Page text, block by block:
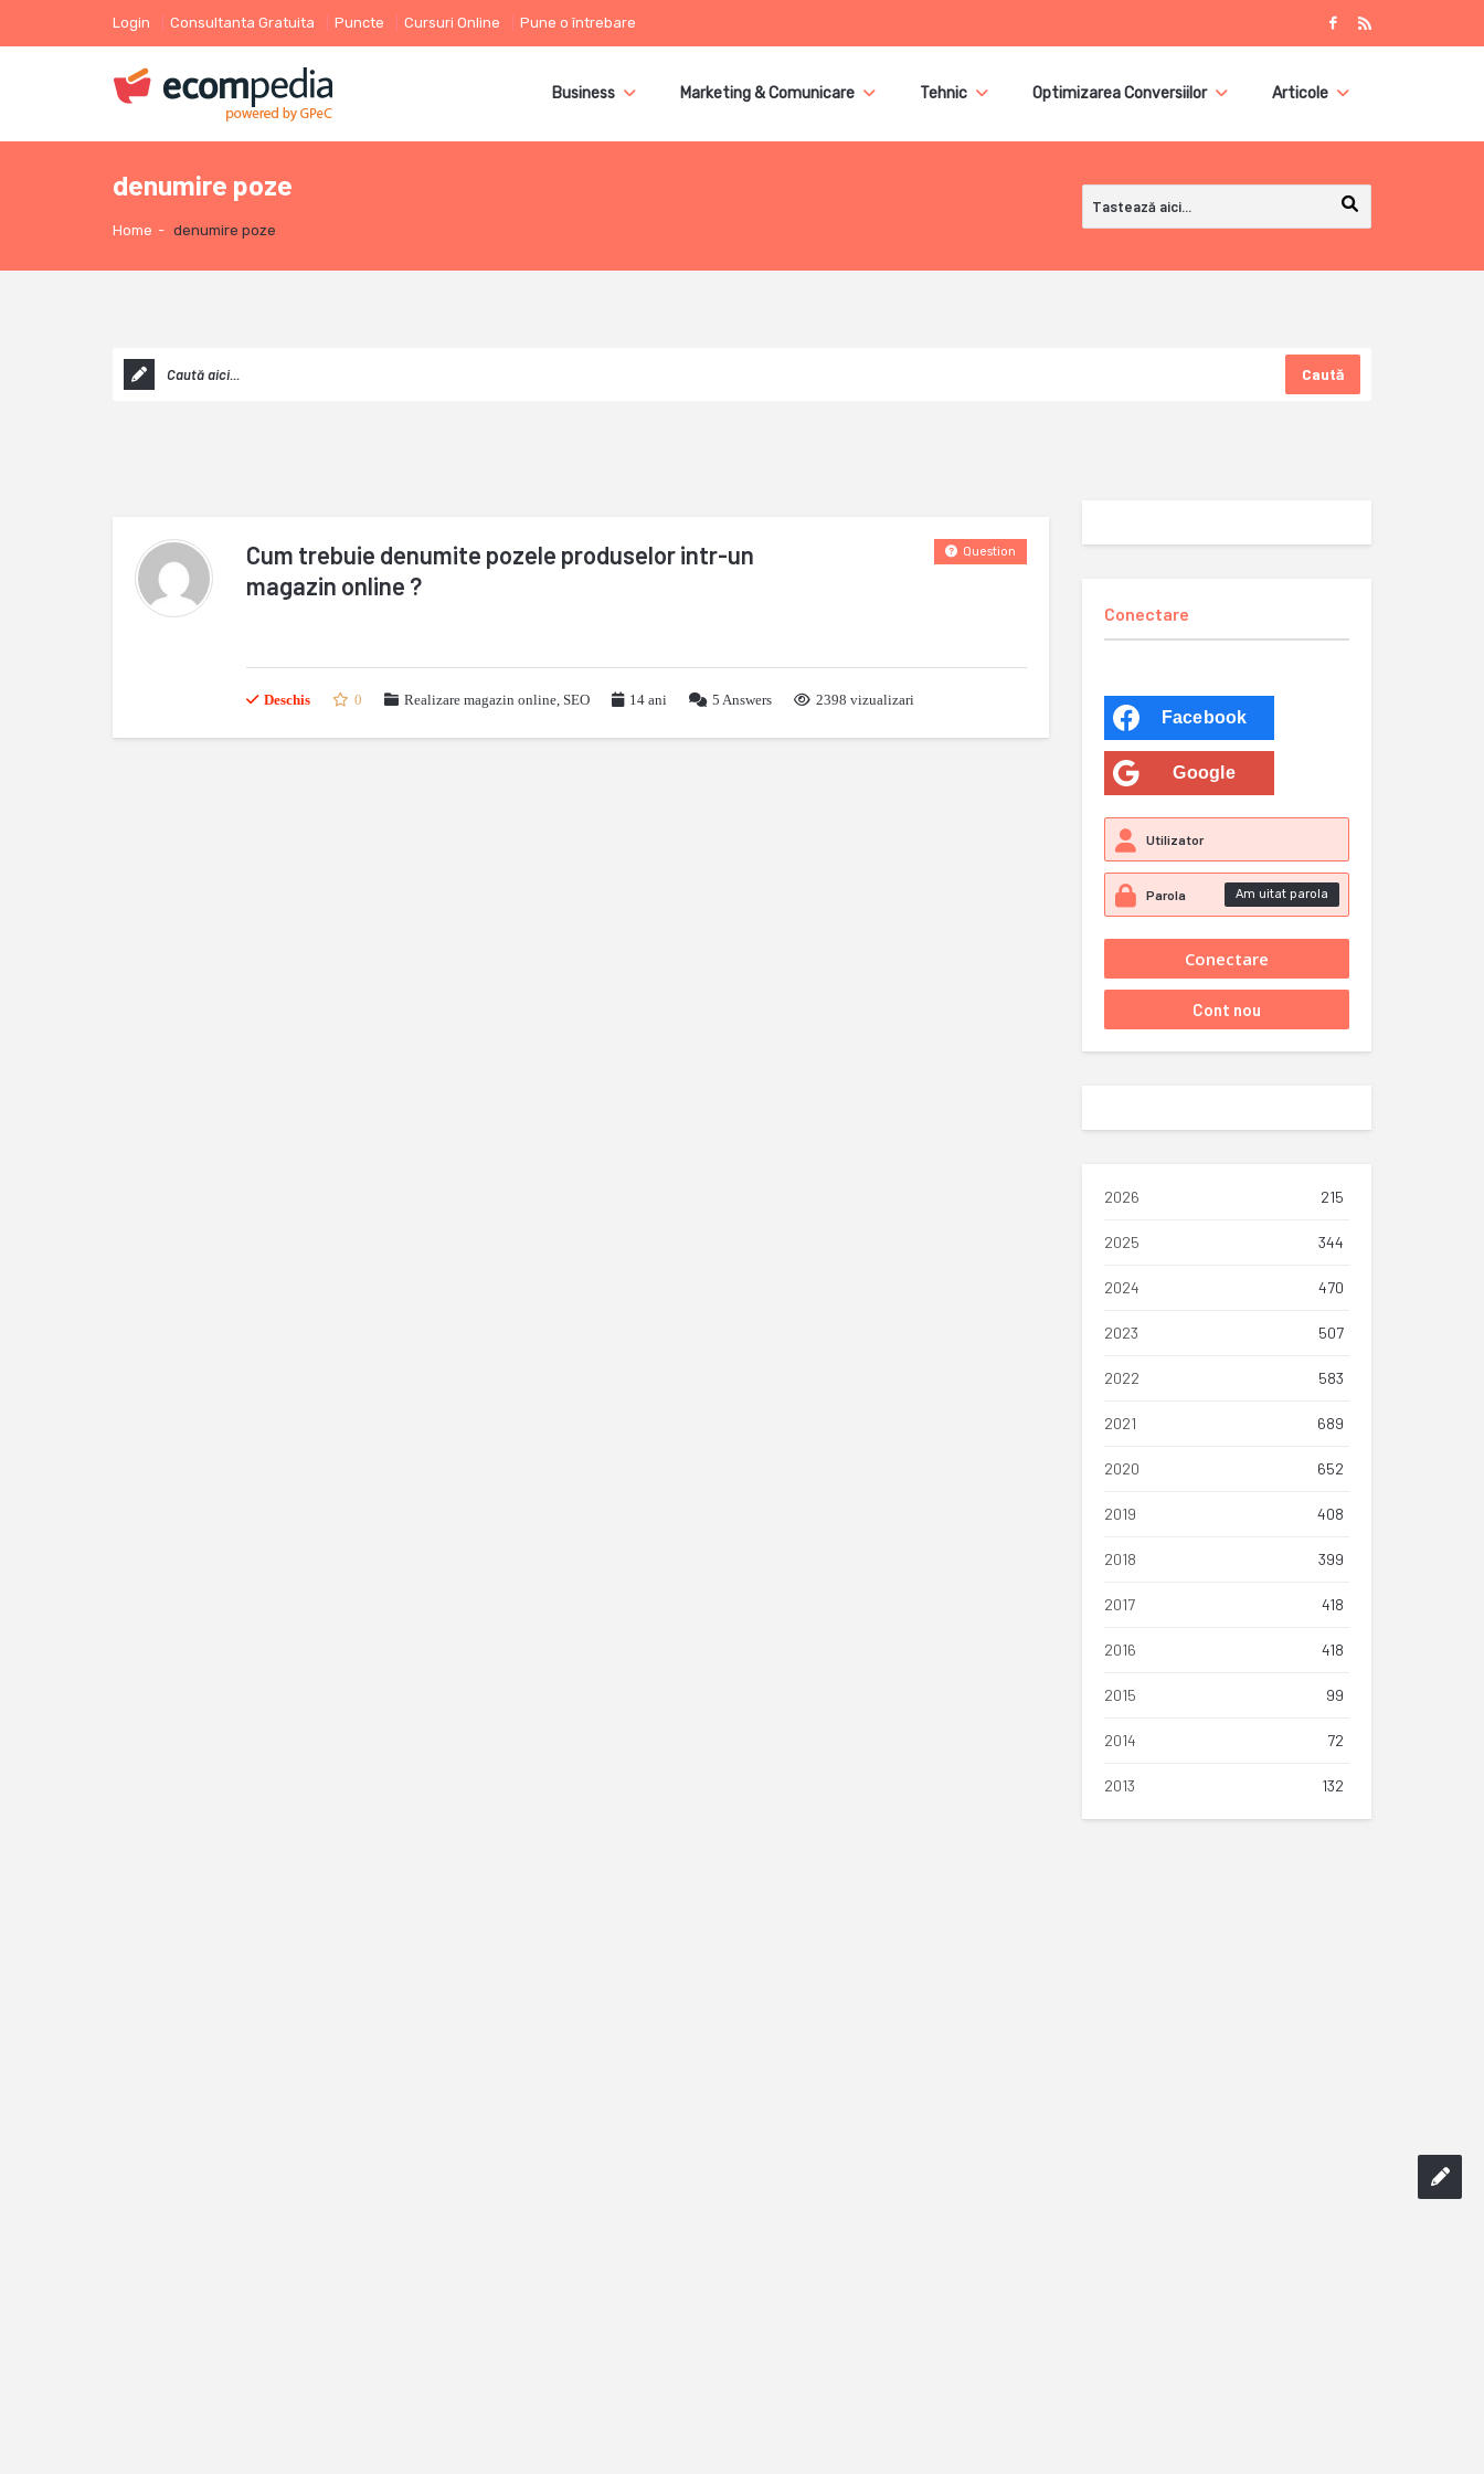
Login Consultanta Gratuita Puncte Cursuri Online Pune o întrebare
Business Marketing & Comunicare Tehnic Optimizarea Conversiilor Articole
denumire poze
Home - denumire poze
Caută
Cum trebuie denumite pozele produselor intr-un
magazin online ?
Question
Deschis 0 Realizare magazin online, SEO 14 ani 5 Answers 2398 vizualizari
Conectare
Facebook
Google
Am uitat parola
2026 215
2025 344
2024 470
2023 507
2022 583
2021 689
2020 652
2019 408
2018 399
2017 418
2016 418
2015 99
2014 72
2013 132